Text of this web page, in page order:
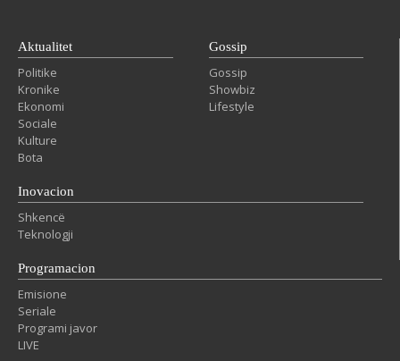
Aktualitet
Politike
Kronike
Ekonomi
Sociale
Kulture
Bota
Gossip
Gossip
Showbiz
Lifestyle
Inovacion
Shkencë
Teknologji
Programacion
Emisione
Seriale
Programi javor
LIVE